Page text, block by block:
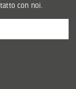
con noi.